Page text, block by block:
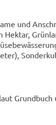
und